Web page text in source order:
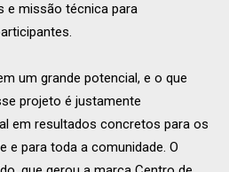
e missão técnica para
um grande potencial, e o que
projeto é justamente
em resultados concretos para os
e para toda a comunidade. O